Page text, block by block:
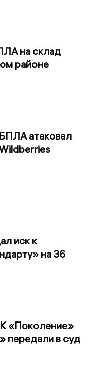
на склад
районе
атаковал
иск к
на 36
«Поколение»
передали в суд